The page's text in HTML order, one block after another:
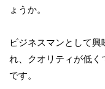
ょうか。
ビジネスマンとして
れ、クオリティが低
です。